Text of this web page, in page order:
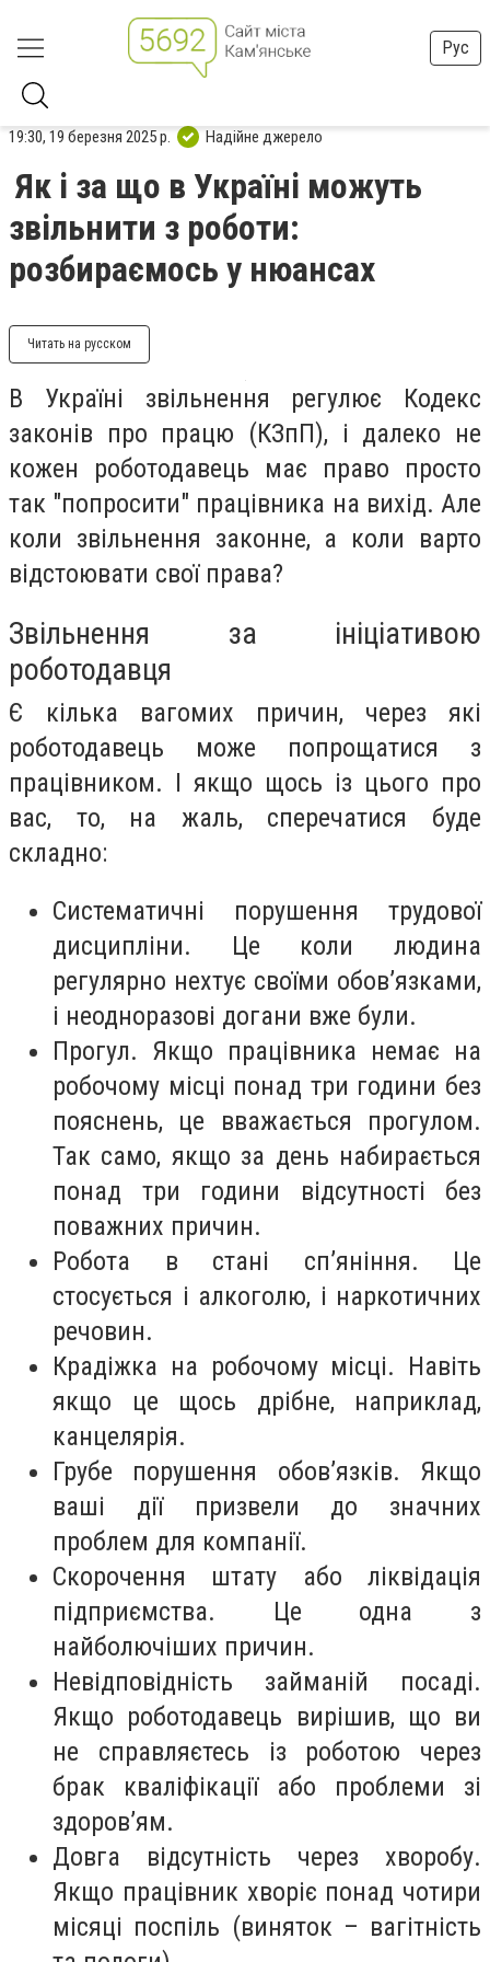
Рус
19:30, 19 березня 2025 р. Надійне джерело
Як і за що в Україні можуть
звільнити з роботи:
розбираємось у нюансах
Читать на русском
В Україні звільнення регулює Кодекс
законів про працю (КЗпП), і далеко не
кожен роботодавець має право просто
так "попросити" працівника на вихід. Але
коли звільнення законне, а коли варто
відстоювати свої права?
Звільнення за ініціативою
роботодавця
Є кілька вагомих причин, через які
роботодавець може попрощатися з
працівником. І якщо щось із цього про
вас, то, на жаль, сперечатися буде
складно:
Систематичні порушення трудової
дисципліни. Це коли людина
регулярно нехтує своїми обов’язками,
і неодноразові догани вже були.
Прогул. Якщо працівника немає на
робочому місці понад три години без
пояснень, це вважається прогулом.
Так само, якщо за день набирається
понад три години відсутності без
поважних причин.
Робота в стані сп’яніння. Це
стосується і алкоголю, і наркотичних
речовин.
Крадіжка на робочому місці. Навіть
якщо це щось дрібне, наприклад,
канцелярія.
Грубе порушення обов’язків. Якщо
ваші дії призвели до значних
проблем для компанії.
Скорочення штату або ліквідація
підприємства. Це одна з
найболючіших причин.
Невідповідність займаній посаді.
Якщо роботодавець вирішив, що ви
не справляєтесь із роботою через
брак кваліфікації або проблеми зі
здоров’ям.
Довга відсутність через хворобу.
Якщо працівник хворіє понад чотири
місяці поспіль (виняток – вагітність